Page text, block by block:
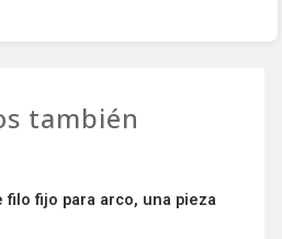
también
filo fijo para arco, una pieza